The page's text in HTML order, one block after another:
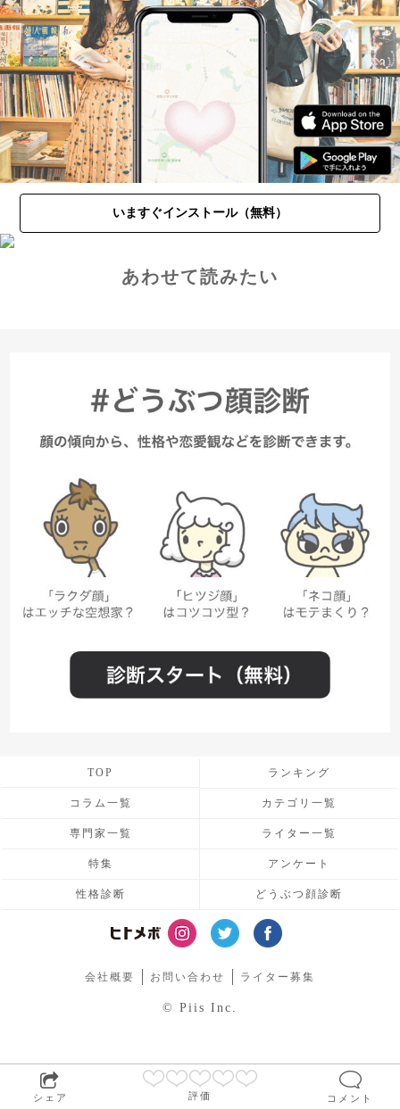
シェア 評価 コメント
いますぐインストール（無料）
あわせて読みたい
TOP ランキング
コラム一覧 カテゴリ一覧
専門家一覧 ライター一覧
特集 アンケート
性格診断 どうぶつ顔診断
会社概要 お問い合わせ ライター募集
© Piis Inc.